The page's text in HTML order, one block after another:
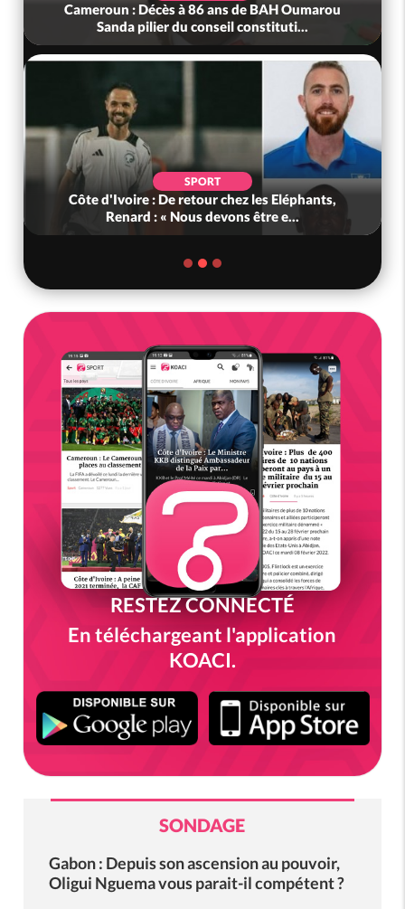
Cameroun : Décès à 86 ans de BAH Oumarou
Sanda pilier du conseil constituti...
SPORT
Côte d'Ivoire : De retour chez les Eléphants,
Renard : « Nous devons être e...
RESTEZ CONNECTÉ
En téléchargeant l'application
KOACI.
SONDAGE
Gabon : Depuis son ascension au pouvoir,
Oligui Nguema vous parait-il compétent ?